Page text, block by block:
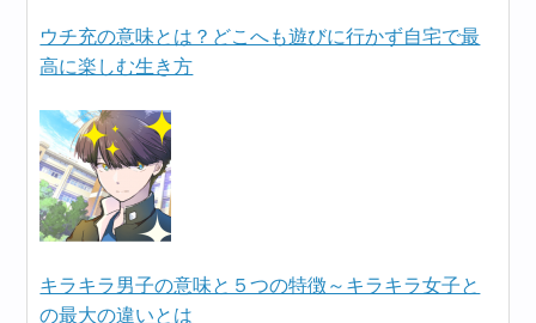
ウチ充の意味とは？どこへも遊びに行かず自宅で最
高に楽しむ生き方
キラキラ男子の意味と５つの特徴～キラキラ女子と
の最大の違いとは